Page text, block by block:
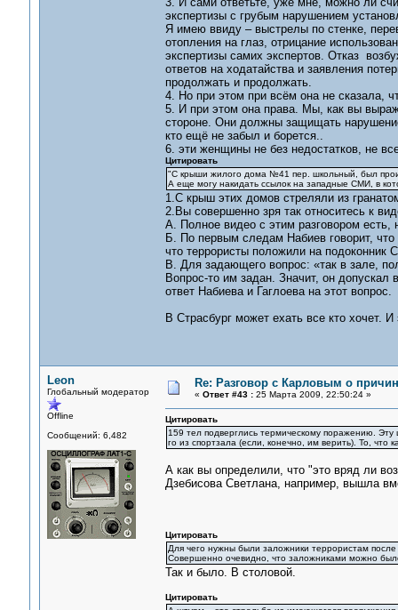
экспертизы с грубым нарушением
Я имею ввиду – выстрелы по стенке,
отопления на глаз, отрицание
экспертизы самих экспертов. Отказ
ответов на ходатайства и заявления
продолжать и продолжать.
4. Но при этом при всём она не сказала,
5. И при этом она права. Мы, как вы
стороне. Они должны защищать
кто ещё не забыл и борется..
6. эти женщины не без недостатков, не
Цитировать
"С крыши жилого дома №41 пер. школьный, был
А еще могу накидать ссылок на западные СМИ, в
1.С крыш этих домов стреляли из
2.Вы совершенно зря так относитесь к
А. Полное видео с этим разговором есть,
Б. По первым следам Набиев говорит,
что террористы положили на
В. Для задающего вопрос: «так в зале,
Вопрос-то им задан. Значит, он допускал
ответ Набиева и Гаглоева на этот вопрос.
В Страсбург может ехать все кто
Leon
Глобальный модератор
Offline
Сообщений: 6,482
Re: Разговор с Карловым о
« Ответ #43 :25 Марта 2009, 22:50:24 »
Цитировать
159 тел подверглись термическому поражению.
го из спортзала (если, конечно, им верить). То, что
А как вы определили, что "это вряд ли
Дзебисова Светлана, например, вышла
Цитировать
Для чего нужны были заложники террористам
Совершенно очевидно, что заложниками можно
Так и было. В столовой.
Цитировать